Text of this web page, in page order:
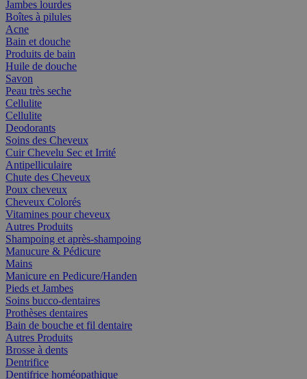
Jambes lourdes
Boîtes à pilules
Acne
Bain et douche
Produits de bain
Huile de douche
Savon
Peau très seche
Cellulite
Cellulite
Deodorants
Soins des Cheveux
Cuir Chevelu Sec et Irrité
Antipelliculaire
Chute des Cheveux
Poux cheveux
Cheveux Colorés
Vitamines pour cheveux
Autres Produits
Shampoing et après-shampoing
Manucure & Pédicure
Mains
Manicure en Pedicure/Handen
Pieds et Jambes
Soins bucco-dentaires
Prothèses dentaires
Bain de bouche et fil dentaire
Autres Produits
Brosse à dents
Dentrifice
Dentifrice homéopathique